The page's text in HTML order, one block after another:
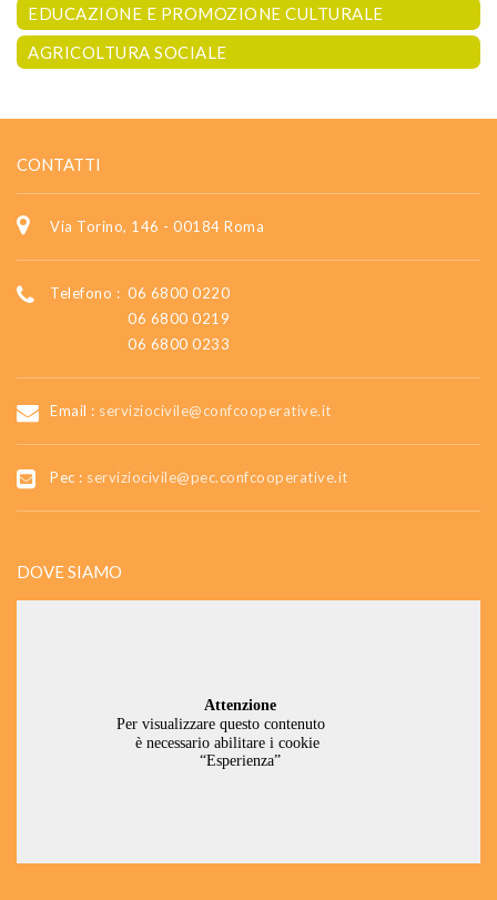
EDUCAZIONE E PROMOZIONE CULTURALE
AGRICOLTURA SOCIALE
CONTATTI
Via Torino, 146 - 00184 Roma
Telefono : 06 6800 0220
06 6800 0219
06 6800 0233
Email : serviziocivile@confcooperative.it
Pec : serviziocivile@pec.confcooperative.it
DOVE SIAMO